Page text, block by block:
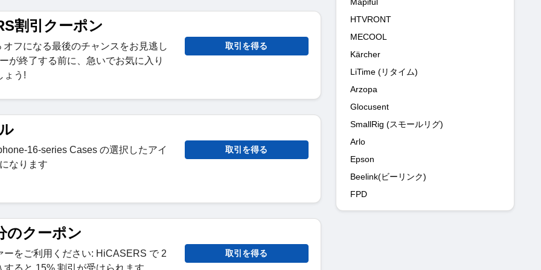
割引クーポン
フになる最後のチャンスをお見逃し
が終了する前に、急いでお気に入り
ょう!
取引を得る
16-series Cases の選択したアイ
なります
取引を得る
のクーポン
ーをご利用ください: HiCASERS で 2
ると 15% 割引が受けられます
取引を得る
HTVRONT
MECOOL
Kärcher
LiTime (リタイム)
Arzopa
Glocusent
SmallRig (スモールリグ)
Arlo
Epson
Beelink(ビーリンク)
FPD